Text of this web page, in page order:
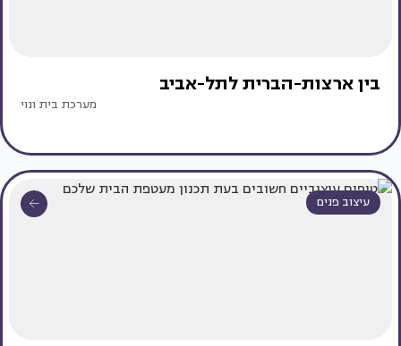
בין ארצות-הברית לתל-אביב
מערכת בית ונוי
עיצוב פנים